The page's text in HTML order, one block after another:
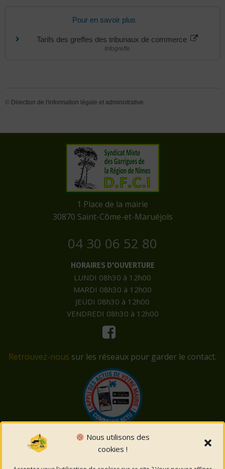
Nous utilisons des
cookies !
Pour en savoir plus
Tarifs des greffes des tribunaux de commerce
Infogreffe
© Direction de l'information légale et administrative
​1 Place de la mairie
​30870 Saint-Côme-et-Maruéjols
04 30 06 52 80
HORAIRES D'OUVERTURE
LUNDI 08h30 à 12h00
MARDI 08h30 à 12h00
JEUDI 08h30 à 12h00
VENDREDI 08h30 à 12h00
Retrouvez-nous sur les réseaux pour garder le contact.
© 2026 Saint-Côme-et-Maruéjols. Un service proposé